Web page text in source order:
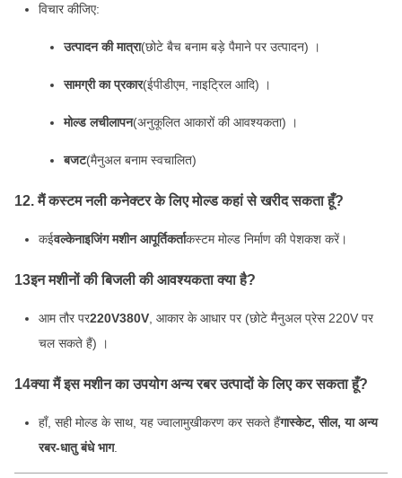
विचार कीजिए:
उत्पादन की मात्रा(छोटे बैच बनाम बड़े पैमाने पर उत्पादन) ।
सामग्री का प्रकार(ईपीडीएम, नाइट्रिल आदि) ।
मोल्ड लचीलापन(अनुकूलित आकारों की आवश्यकता) ।
बजट(मैनुअल बनाम स्वचालित)
12. मैं कस्टम नली कनेक्टर के लिए मोल्ड कहां से खरीद सकता हूँ?
कईवल्केनाइजिंग मशीन आपूर्तिकर्ताकस्टम मोल्ड निर्माण की पेशकश करें।
13इन मशीनों की बिजली की आवश्यकता क्या है?
आम तौर पर220V380V , आकार के आधार पर (छोटे मैनुअल प्रेस 220V पर
चल सकते हैं) ।
14क्या मैं इस मशीन का उपयोग अन्य रबर उत्पादों के लिए कर सकता हूँ?
हाँ, सही मोल्ड के साथ, यह ज्वालामुखीकरण कर सकते हैंगास्केट, सील, या अन्य
रबर-धातु बंधे भाग.